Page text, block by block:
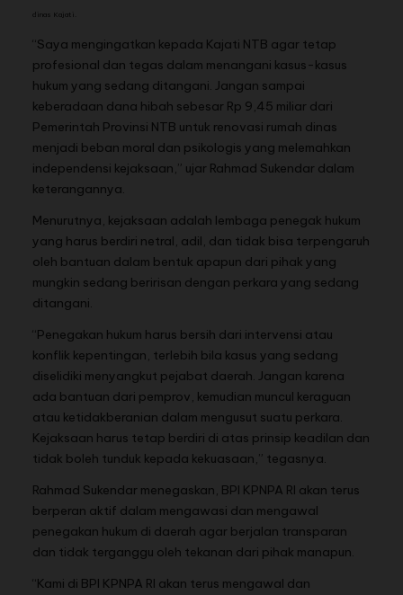
dinas Kajati.
“Saya mengingatkan kepada Kajati NTB agar tetap
profesional dan tegas dalam menangani kasus-kasus
hukum yang sedang ditangani. Jangan sampai
keberadaan dana hibah sebesar Rp 9,45 miliar dari
Pemerintah Provinsi NTB untuk renovasi rumah dinas
menjadi beban moral dan psikologis yang melemahkan
independensi kejaksaan,” ujar Rahmad Sukendar dalam
keterangannya.
Menurutnya, kejaksaan adalah lembaga penegak hukum
yang harus berdiri netral, adil, dan tidak bisa terpengaruh
oleh bantuan dalam bentuk apapun dari pihak yang
mungkin sedang beririsan dengan perkara yang sedang
ditangani.
“Penegakan hukum harus bersih dari intervensi atau
konflik kepentingan, terlebih bila kasus yang sedang
diselidiki menyangkut pejabat daerah. Jangan karena
ada bantuan dari pemprov, kemudian muncul keraguan
atau ketidakberanian dalam mengusut suatu perkara.
Kejaksaan harus tetap berdiri di atas prinsip keadilan dan
tidak boleh tunduk kepada kekuasaan,” tegasnya.
Rahmad Sukendar menegaskan, BPI KPNPA RI akan terus
berperan aktif dalam mengawasi dan mengawal
penegakan hukum di daerah agar berjalan transparan
dan tidak terganggu oleh tekanan dari pihak manapun.
“Kami di BPI KPNPA RI akan terus mengawal dan